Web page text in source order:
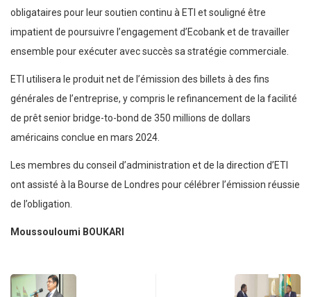
obligataires pour leur soutien continu à ETI et souligné être
impatient de poursuivre l’engagement d’Ecobank et de travailler
ensemble pour exécuter avec succès sa stratégie commerciale.
ETI utilisera le produit net de l’émission des billets à des fins
générales de l’entreprise, y compris le refinancement de la facilité
de prêt senior bridge-to-bond de 350 millions de dollars
américains conclue en mars 2024.
Les membres du conseil d’administration et de la direction d’ETI
ont assisté à la Bourse de Londres pour célébrer l’émission réussie
de l’obligation.
Moussouloumi BOUKARI